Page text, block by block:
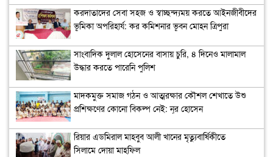
করদাতাদের সেবা সহজ ও স্বাচ্ছন্দ্যময় করতে আইনজীবীদের
ভূমিকা অপরিহার্য: কর কমিশনার ভূবন মোহন ত্রিপুরা
সাংবাদিক দুলাল হোসেনের বাসায় চুরি, ৪ দিনেও মালামাল
উদ্ধার করতে পারেনি পুলিশ
মাদকমুক্ত সমাজ গঠন ও আত্মরক্ষার কৌশল শেখাতে উশু
প্রশিক্ষণের কোনো বিকল্প নেই: নূর হোসেন
রিয়ার এডমিরাল মাহবুব আলী খানের মৃত্যুবার্ষিকীতে
সিলামে দোয়া মাহফিল